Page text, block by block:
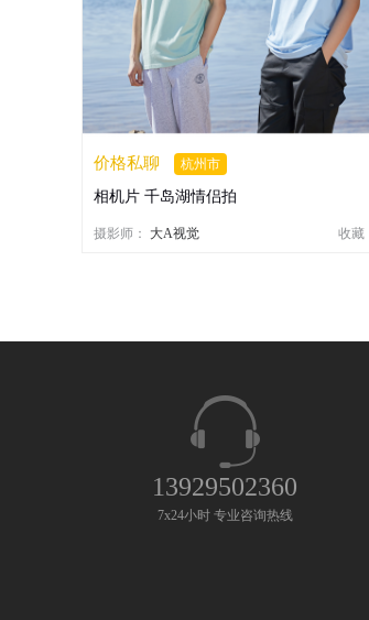
价格私聊 杭州市
相机片 千岛湖情侣拍
摄影师： 大A视觉 收藏
13929502360
7x24小时 专业咨询热线